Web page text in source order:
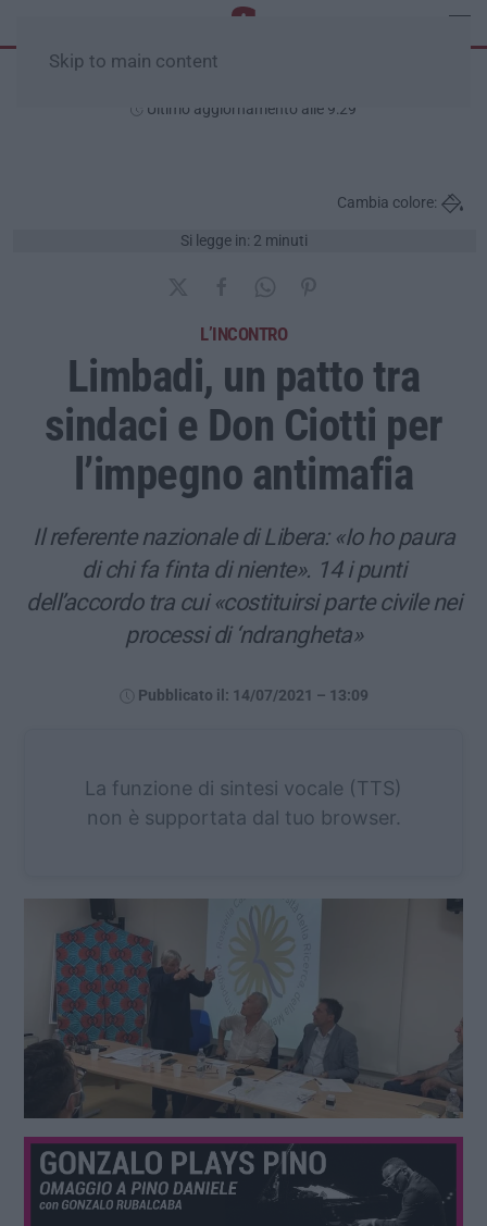
Skip to main content
Ultimo aggiornamento alle 9:29
Si legge in: 2 minuti
Cambia colore:
L’INCONTRO
Limbadi, un patto tra
sindaci e Don Ciotti per
l’impegno antimafia
Il referente nazionale di Libera: «Io ho paura
di chi fa finta di niente». 14 i punti
dell’accordo tra cui «costituirsi parte civile nei
processi di ‘ndrangheta»
Pubblicato il: 14/07/2021 – 13:09
La funzione di sintesi vocale (TTS)
non è supportata dal tuo browser.